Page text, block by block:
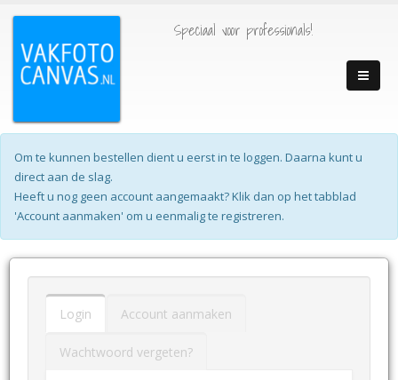
Speciaal voor professionals!
Om te kunnen bestellen dient u eerst in te loggen. Daarna kunt u
direct aan de slag.
Heeft u nog geen account aangemaakt? Klik dan op het tabblad
'Account aanmaken' om u eenmalig te registreren.
Login Account aanmaken
Wachtwoord vergeten?